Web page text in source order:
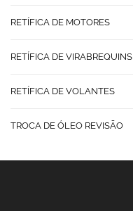
RETÍFICA DE MOTORES
RETÍFICA DE VIRABREQUINS
RETÍFICA DE VOLANTES
TROCA DE ÓLEO REVISÃO